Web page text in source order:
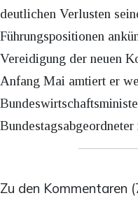
deutlichen Verlusten
Führungspositionen
Vereidigung der neuen
Anfang Mai amtiert er
Zu den Kommentaren